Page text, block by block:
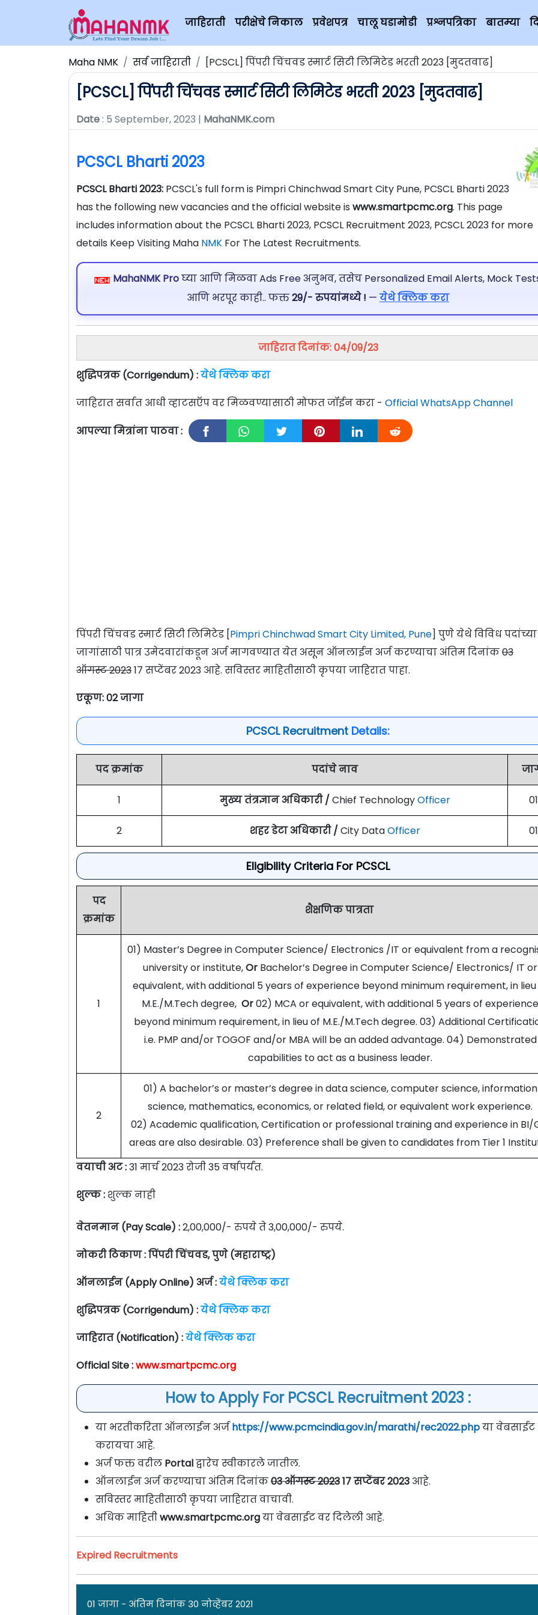
जाहिराती परीक्षेचे निकाल प्रवेशपत्र चालू घडामोडी प्रश्नपत्रिका बातम्या
Maha NMK सर्व जाहिराती [PCSCL] पिंपरी चिंचवड स्मार्ट सिटी लिमिटेड भरती 2023 [मुदतवाढ]
[PCSCL] पिंपरी चिंचवड स्मार्ट सिटी लिमिटेड भरती 2023 [मुदतवाढ]
Date: 5 September, 2023 | MahaNMK.com
PCSCL Bharti 2023
PCSCL Bharti 2023: PCSCL's full form is Pimpri Chinchwad Smart City Pune, PCSCL Bharti 2023
has the following new vacancies and the official website is www.smartpcmc.org. This page
includes information about the PCSCL Bharti 2023, PCSCL Recruitment 2023, PCSCL 2023 for more
details Keep Visiting Maha NMK For The Latest Recruitments.
MahaNMK Proघ्या आणि मिळवा Ads Free अनुभव, तसेच Personalized Email Alerts, Mock
आणि भरपूर काही.. फक्त29/- रुपयांमध्ये ! — येथे क्लिक करा
जाहिरात दिनांक: 04/09/23
शुद्धिपत्रक (Corrigendum) :येथे क्लिक करा
जाहिरात सर्वात आधी व्हाटसऍप वर मिळवण्यासाठी मोफत जॉईन करा - Official WhatsApp Channel
आपल्या मित्रांना पाठवा :
पिंपरी चिंचवड स्मार्ट सिटी लिमिटेड [Pimpri Chinchwad Smart City Limited, Pune] पुणे येथे विविध
जागांसाठी पात्र उमेदवारांकडून अर्ज मागवण्यात येत असून ऑनलाईन अर्ज करण्याचा अंतिम दिनांक03
ऑगस्ट 202317 सप्टेंबर 2023 आहे. सविस्तर माहितीसाठी कृपया जाहिरात पाहा.
एकूण: 02 जागा
PCSCL Recruitment Details:
पद क्रमांक पदांचे नाव
1 मुख्य तंत्रज्ञान अधिकारी / Chief TechnologyOfficer 01
2 शहर डेटा अधिकारी / City DataOfficer 01
Eligibility Criteria For PCSCL
पद
क्रमांक
शैक्षणिक पात्रता
1
01) Master’s Degree in Computer Science/ Electronics /IT or equivalent from a
university or institute,Or Bachelor’s Degree in Computer Science/ Electronics/ IT or
equivalent, with additional 5 years of experience beyond minimum requirement, in
M.E./M.Tech degree, Or02) MCA or equivalent, with additional 5 years of experience
beyond minimum requirement, in lieu of M.E./M.Tech degree. 03) Additional
i.e. PMP and/or TOGOF and/or MBA will be an added advantage. 04) Demonstrated
capabilities to act as a business leader.
2
01) A bachelor’s or master’s degree in data science, computer science, information
science, mathematics, economics, or related field, or equivalent work experience.
02) Academic qualification, Certification or professional training and experience in BI/
areas are also desirable. 03) Preference shall be given to candidates from Tier 1
वयाची अट :31 मार्च 2023 रोजी 35 वर्षापर्यंत.
शुल्क : शुल्क नाही
वेतनमान (Pay Scale) :2,00,000/- रुपये ते 3,00,000/- रुपये.
नोकरी ठिकाण : पिंपरी चिंचवड, पुणे (महाराष्ट्र)
ऑनलाईन (Apply Online) अर्ज :येथे क्लिक करा
शुद्धिपत्रक (Corrigendum) :येथे क्लिक करा
जाहिरात (Notification) :येथे क्लिक करा
Official Site :www.smartpcmc.org
How to Apply For PCSCL Recruitment 2023 :
या भरतीकरिता ऑनलाईन अर्जhttps://www.pcmcindia.gov.in/marathi/rec2022.phpया वेबसाईट
करायचा आहे.
अर्ज फक्त वरील Portalद्वारेच स्वीकारले जातील.
ऑनलाईन अर्ज करण्याचा अंतिम दिनांक03 ऑगस्ट 202317 सप्टेंबर 2023 आहे.
सविस्तर माहितीसाठी कृपया जाहिरात वाचावी.
अधिक माहितीwww.smartpcmc.orgया वेबसाईट वर दिलेली आहे.
Expired Recruitments
01 जागा - अंतिम दिनांक 30 नोव्हेंबर 2021